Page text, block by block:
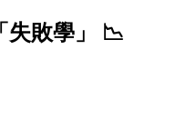
失敗學」 📉